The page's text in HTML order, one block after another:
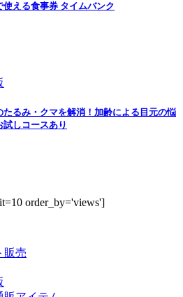
える食事券 タイムバンク
たるみ・クマを解消！加齢による目元の悩
しコースあり
order_by='views']
販売